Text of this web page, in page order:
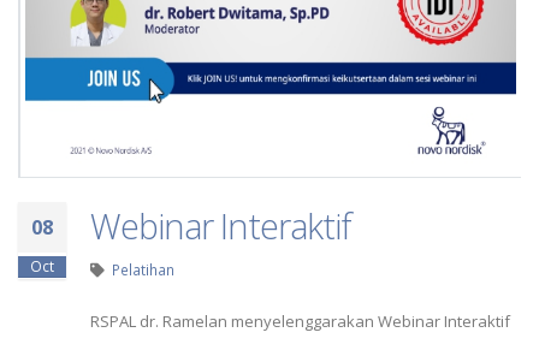
08
Oct
Webinar Interaktif
Pelatihan
RSPAL dr. Ramelan menyelenggarakan Webinar Interaktif